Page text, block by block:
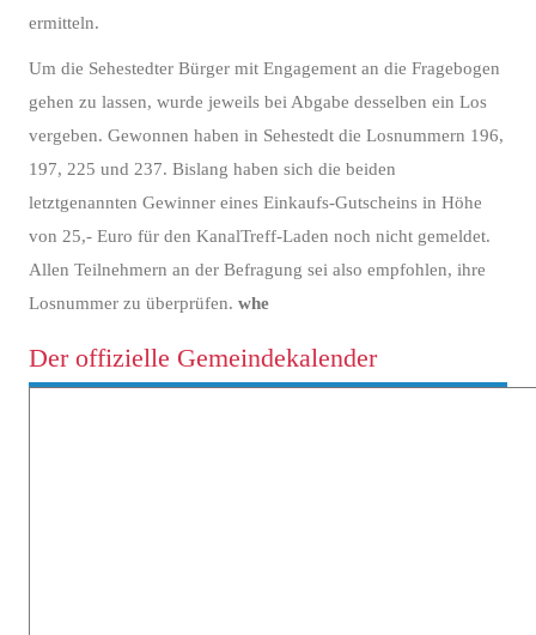
ermitteln.
Um die Sehestedter Bürger mit Engagement an die Fragebogen
gehen zu lassen, wurde jeweils bei Abgabe desselben ein Los
vergeben. Gewonnen haben in Sehestedt die Losnummern 196,
197, 225 und 237. Bislang haben sich die beiden
letztgenannten Gewinner eines Einkaufs-Gutscheins in Höhe
von 25,- Euro für den KanalTreff-Laden noch nicht gemeldet.
Allen Teilnehmern an der Befragung sei also empfohlen, ihre
Losnummer zu überprüfen. whe
Der offizielle Gemeindekalender